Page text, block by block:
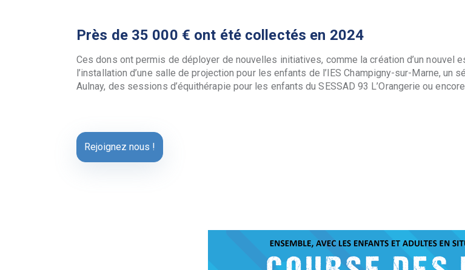
Près de 35 000 € ont été collectés en 2024
Ces dons ont permis de déployer de nouvelles initiatives, comme la création d’un nouvel
l’installation d’une salle de projection pour les enfants de l’IES Champigny-sur-Marne,
Aulnay, des sessions d’équithérapie pour les enfants du SESSAD 93 L’Orangerie ou
Rejoignez nous !